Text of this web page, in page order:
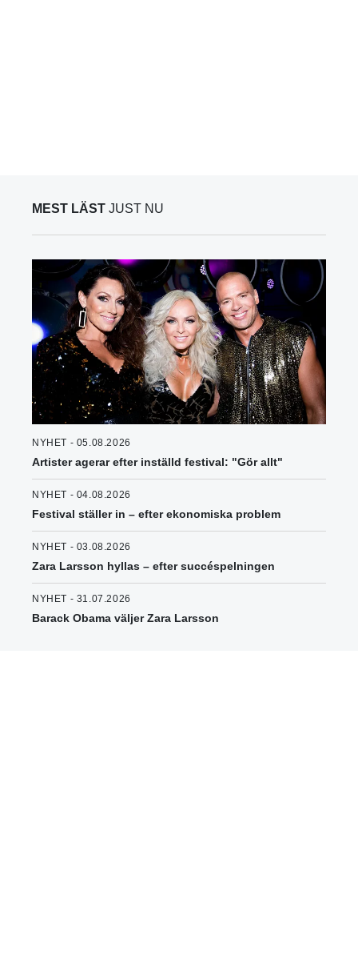
MEST LÄST JUST NU
NYHET - 05.08.2026
Artister agerar efter inställd festival: "Gör allt"
NYHET - 04.08.2026
Festival ställer in – efter ekonomiska problem
NYHET - 03.08.2026
Zara Larsson hyllas – efter succéspelningen
NYHET - 31.07.2026
Barack Obama väljer Zara Larsson